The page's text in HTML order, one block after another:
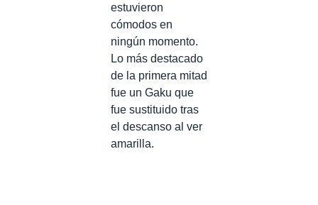
estuvieron
cómodos en
ningún momento.
Lo más destacado
de la primera mitad
fue un Gaku que
fue sustituido tras
el descanso al ver
amarilla.